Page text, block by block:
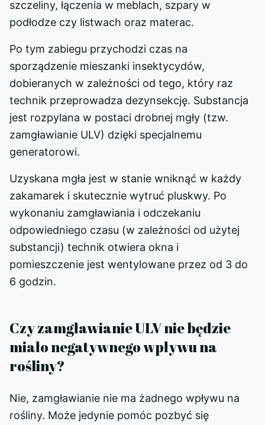
szczeliny, łączenia w meblach, szpary w
podłodze czy listwach oraz materac.
Po tym zabiegu przychodzi czas na
sporządzenie mieszanki insektycydów,
dobieranych w zależności od tego, który raz
technik przeprowadza dezynsekcję. Substancja
jest rozpylana w postaci drobnej mgły (tzw.
zamgławianie ULV) dzięki specjalnemu
generatorowi.
Uzyskana mgła jest w stanie wniknąć w każdy
zakamarek i skutecznie wytruć pluskwy. Po
wykonaniu zamgławiania i odczekaniu
odpowiedniego czasu (w zależności od użytej
substancji) technik otwiera okna i
pomieszczenie jest wentylowane przez od 3 do
6 godzin.
Czy zamgławianie ULV nie będzie
miało negatywnego wpływu na
rośliny?
Nie, zamgławianie nie ma żadnego wpływu na
rośliny. Może jedynie pomóc pozbyć się